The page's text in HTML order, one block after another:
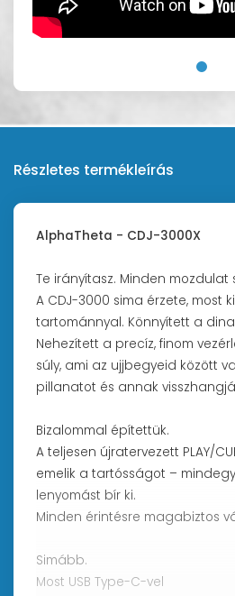
Részletes termékleírás
AlphaTheta - CDJ-3000X
Te irányítasz. Minden mozdulat
A CDJ-3000 sima érzete, most
tartománnyal. Könnyített a
Nehezített a precíz, finom
súly, ami az ujjbegyeid között
pillanatot és annak
Bizalommal építettük.
A teljesen újratervezett PLAY/
emelik a tartósságot –
lenyomást bír ki.
Minden érintésre magabiztos
Simább.
Most USB Type-C-vel